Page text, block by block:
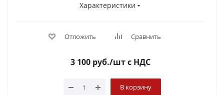
Характеристики
Отложить Сравнить
3 100руб./штс НДС
В корзину